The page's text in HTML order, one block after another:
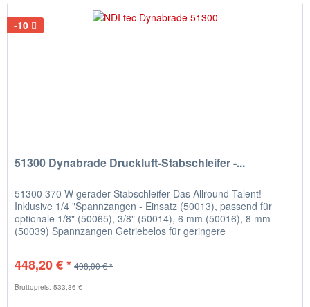
-10
51300 Dynabrade Druckluft-Stabschleifer -...
51300 370 W gerader Stabschleifer Das Allround-Talent!
Inklusive 1/4 "Spannzangen - Einsatz (50013), passend für
optionale 1/8" (50065), 3/8" (50014), 6 mm (50016), 8 mm
(50039) Spannzangen Getriebelos für geringere
448,20 € * 498,00 € *
Bruttopreis: 533,36 €